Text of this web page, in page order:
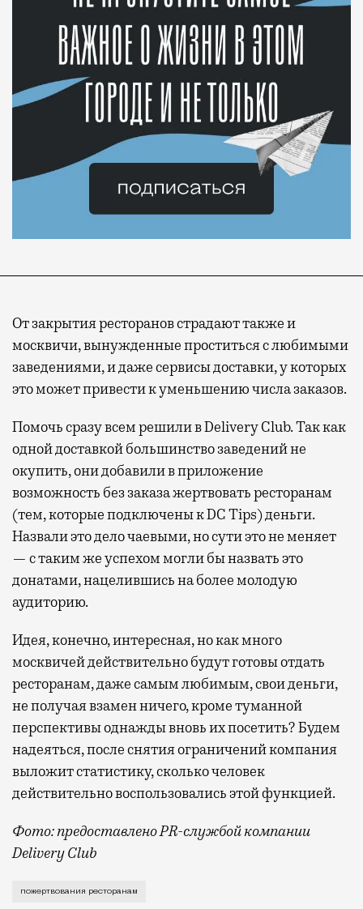
От закрытия ресторанов страдают также и
москвичи, вынужденные проститься с любимыми
заведениями, и даже сервисы доставки, у которых
это может привести к уменьшению числа заказов.
Помочь сразу всем решили в Delivery Club. Так как
одной доставкой большинство заведений не
окупить, они добавили в приложение
возможность без заказа жертвовать ресторанам
(тем, которые подключены к DC Tips) деньги.
Назвали это дело чаевыми, но сути это не меняет
— с таким же успехом могли бы назвать это
донатами, нацелившись на более молодую
аудиторию.
Идея, конечно, интересная, но как много
москвичей действительно будут готовы отдать
ресторанам, даже самым любимым, свои деньги,
не получая взамен ничего, кроме туманной
перспективы однажды вновь их посетить? Будем
надеяться, после снятия ограничений компания
выложит статистику, сколько человек
действительно воспользовались этой функцией.
Фото: предоставлено PR-службой компании
Delivery Club
Рестораны теперь тоже нуждаются в
пожертвования ресторанам